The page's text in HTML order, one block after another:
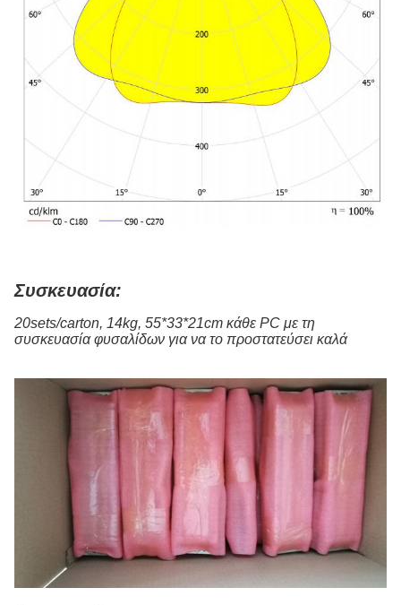
Συσκευασία:
20sets/carton, 14kg, 55*33*21cm κάθε PC με τη
συσκευασία φυσαλίδων για να το προστατεύσει καλά